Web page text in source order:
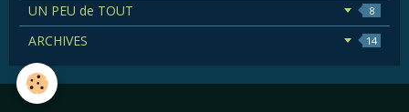
UN PEU de TOUT 8
ARCHIVES 14